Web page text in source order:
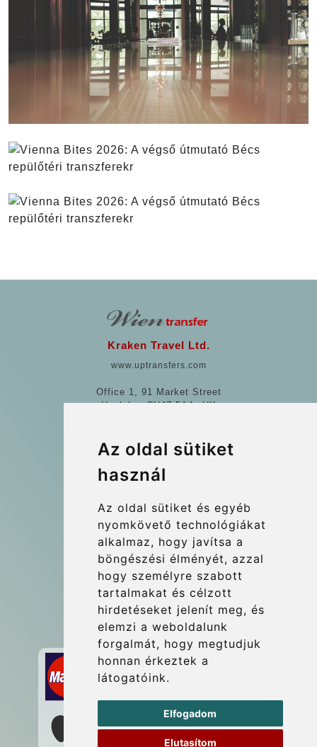
Az oldal sütiket
használ
Az oldal sütiket és egyéb
nyomkövető technológiákat
alkalmaz, hogy javítsa a
böngészési élményét, azzal
hogy személyre szabott
tartalmakat és célzott
hirdetéseket jelenít meg, és
elemzi a weboldalunk
forgalmát, hogy megtudjuk
honnan érkeztek a
látogatóink.
Elfogadom
Elutasítom
Kraken Travel Ltd.
www.uptransfers.com
Office 1, 91 Market Street
Hoylake, CH47 5AA, UK
© 2026 Kraken Travel Ltd.
Blog
Update cookies preferences
Contact
info@wientransfer.com
Secure Payment with STRIPE